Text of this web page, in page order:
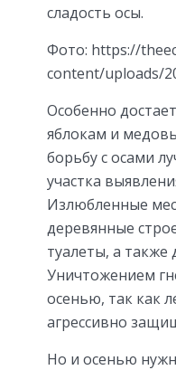
сладость осы.
Фото: https://
content/uploads/
Особенно
яблокам и
борьбу с осами
участка
Излюбленные
деревянные
туалеты, а также
Уничтожением
осенью, так как
агрессивно
Но и осенью